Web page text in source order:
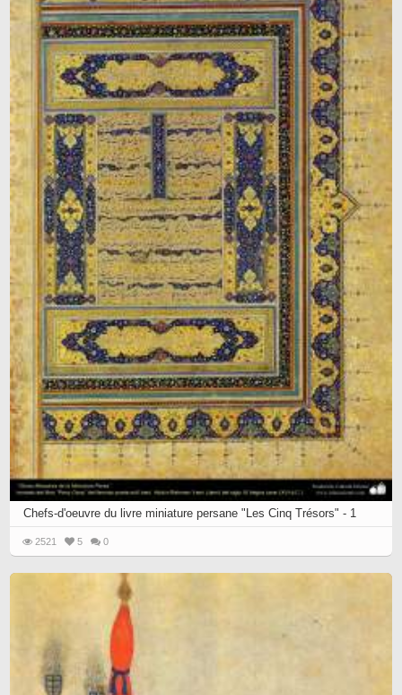
Chefs-d'oeuvre du livre miniature persane "Les Cinq Trésors" - 1
2521 5 0